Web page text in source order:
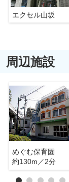
エクセル山坂
周辺施設
めぐむ保育園
約130m／2分